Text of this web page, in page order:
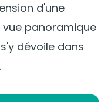
d'une
panoramique
s'y dévoile dans